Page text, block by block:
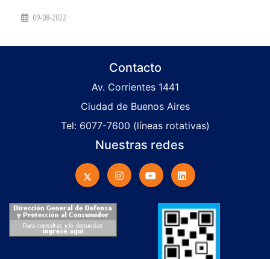
09-08-2022
Contacto
Av. Corrientes 1441
Ciudad de Buenos Aires
Tel: 6077-7600 (líneas rotativas)
Nuestras redes